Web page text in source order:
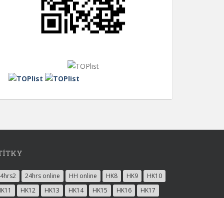
24hrs online HH online HK8 HK9
HK10
HK12 HK13 HK14 HK15 HK16 HK17